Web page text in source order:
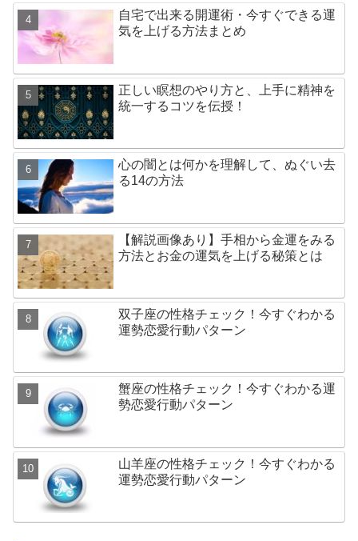
自宅で出来る開運術・今すぐできる運
気を上げる方法まとめ
正しい瞑想のやり方と、上手に精神を
統一するコツを伝授！
心の闇とは何かを理解して、ぬぐい去
る14の方法
【解説画像あり】手相から金運をみる
方法とお金の運気を上げる秘策とは
双子座の性格チェック！今すぐわかる
運勢恋愛行動パターン
蟹座の性格チェック！今すぐわかる運
勢恋愛行動パターン
山羊座の性格チェック！今すぐわかる
運勢恋愛行動パターン